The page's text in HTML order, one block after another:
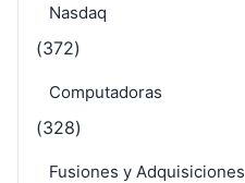
Nasdaq
(372)
Computadoras
(328)
Fusiones y Adquisiciones